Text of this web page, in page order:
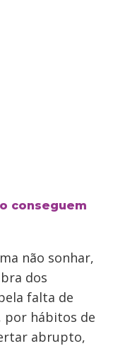
conseguem
não sonhar,
dos
falta de
por hábitos de
abrupto,